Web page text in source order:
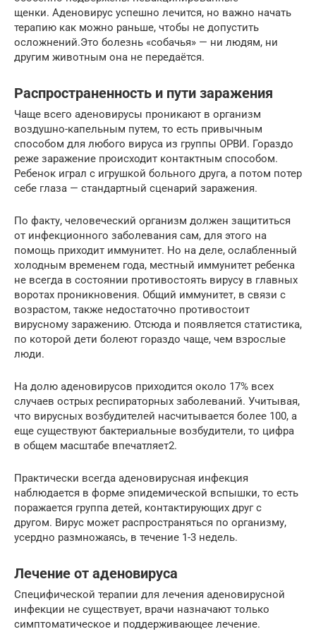
щенки. Аденовирус успешно лечится, но важно начать
терапию как можно раньше, чтобы не допустить
осложнений.Это болезнь «собачья» — ни людям, ни
другим животным она не передаётся.
Распространенность и пути заражения
Чаще всего аденовирусы проникают в организм
воздушно-капельным путем, то есть привычным
способом для любого вируса из группы ОРВИ. Гораздо
реже заражение происходит контактным способом.
Ребенок играл с игрушкой больного друга, а потом потер
себе глаза — стандартный сценарий заражения.
По факту, человеческий организм должен защититься
от инфекционного заболевания сам, для этого на
помощь приходит иммунитет. Но на деле, ослабленный
холодным временем года, местный иммунитет ребенка
не всегда в состоянии противостоять вирусу в главных
воротах проникновения. Общий иммунитет, в связи с
возрастом, также недостаточно противостоит
вирусному заражению. Отсюда и появляется статистика,
по которой дети болеют гораздо чаще, чем взрослые
люди.
На долю аденовирусов приходится около 17% всех
случаев острых респираторных заболеваний. Учитывая,
что вирусных возбудителей насчитывается более 100, а
еще существуют бактериальные возбудители, то цифра
в общем масштабе впечатляет2.
Практически всегда аденовирусная инфекция
наблюдается в форме эпидемической вспышки, то есть
поражается группа детей, контактирующих друг с
другом. Вирус может распространяться по организму,
усердно размножаясь, в течение 1-3 недель.
Лечение от аденовируса
Cпецифической терапии для лечения аденовирусной
инфекции не существует, врачи назначают только
симптоматическое и поддерживающее лечение.